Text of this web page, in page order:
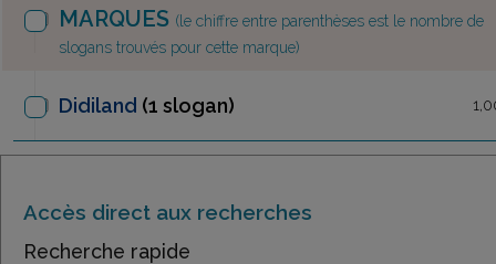
MARQUES (le chiffre entre parenthèses est le nombre de
slogans trouvés pour cette marque)
Didiland (1 slogan)
Accès direct aux recherches
Recherche rapide